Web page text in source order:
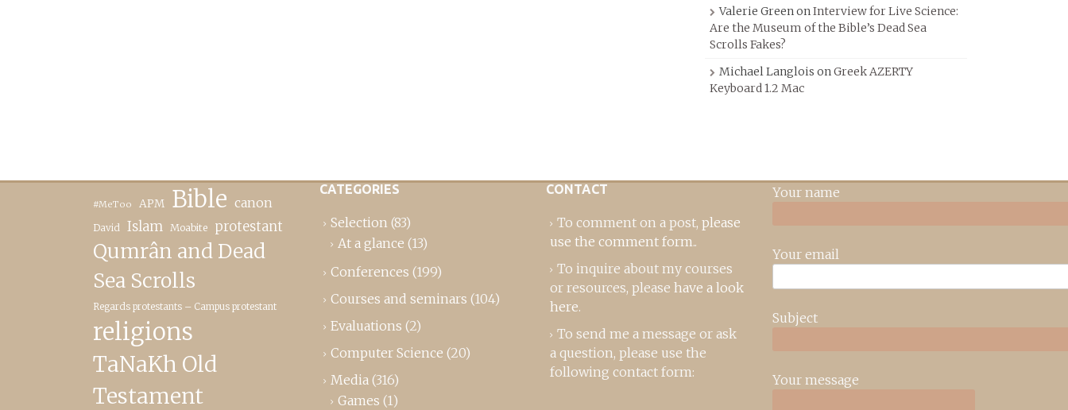
Valerie GreenonInterview for Live Science:
Are the Museum of the Bible’s Dead Sea
Scrolls Fakes?
Michael Langlois onGreek AZERTY
Keyboard 1.2 Mac
#MeToo APM Bible canon
David Islam Moabite protestant
Qumrân and Dead
Sea Scrolls
Regards protestants – Campus protestant
religions
TaNaKh Old
Testament
CATEGORIES
Selection (83)
At a glance (13)
Conferences (199)
Courses and seminars (104)
Evaluations (2)
Computer Science (20)
Media (316)
Games (1)
CONTACT
To comment on a post, please
use the comment form..
To inquire about my courses
or resources, please have a look
here.
To send me a message or ask
a question, please use the
following contact form:
Your name
Your email
Subject
Your message